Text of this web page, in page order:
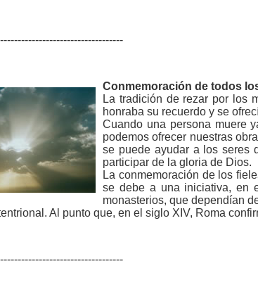
Conmemoración de todos
La tradición de rezar por los
honraba su recuerdo y se
Cuando una persona muere
podemos ofrecer nuestras
se puede ayudar a los seres
participar de la gloria de Dios.
La conmemoración de los
se debe a una iniciativa, en
monasterios, que dependían
Al punto que, en el siglo XIV, Roma